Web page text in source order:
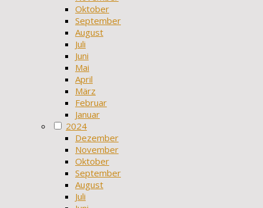
Oktober
September
August
Juli
Juni
Mai
April
März
Februar
Januar
2024
Dezember
November
Oktober
September
August
Juli